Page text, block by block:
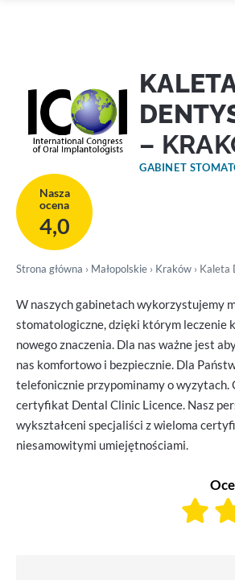
–
GABINET
Nasza
ocena
4,0
Strona główna › Małopolskie › Kraków ›
W naszych gabinetach wykorzystujemy
stomatologiczne, dzięki którym leczenie
nowego znaczenia. Dla nas ważne jest
nas komfortowo i bezpiecznie. Dla
telefonicznie przypominamy o
certyfikat Dental Clinic Licence. Nasz
wykształceni specjaliści z wieloma
niesamowitymi umiejętnościami.